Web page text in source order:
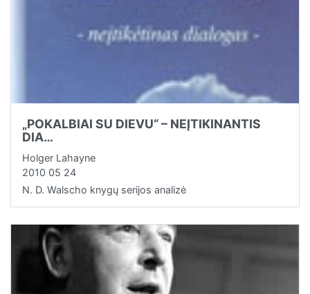
„POKALBIAI SU DIEVU“ – NEĮTIKINANTIS
DIA…
Holger Lahayne
2010 05 24
N. D. Walscho knygų serijos analizė